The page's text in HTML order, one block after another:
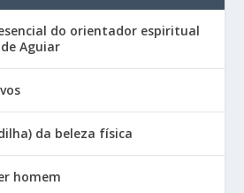
do orientador espiritual
Aguiar
da beleza física
homem